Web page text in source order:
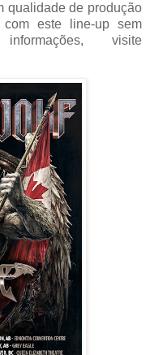
qualidade de produção
com este line-up sem
visite